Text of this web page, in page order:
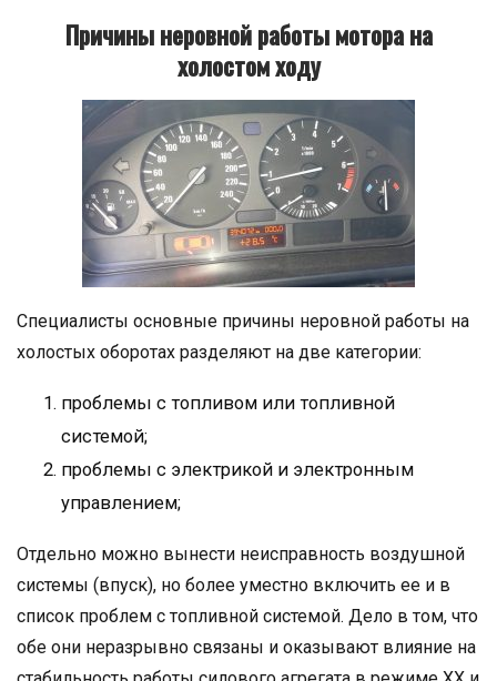
Причины неровной работы мотора на
холостом ходу
Специалисты основные причины неровной работы на
холостых оборотах разделяют на две категории:
проблемы с топливом или топливной
системой;
проблемы с электрикой и электронным
управлением;
Отдельно можно вынести неисправность воздушной
системы (впуск), но более уместно включить ее и в
список проблем с топливной системой. Дело в том, что
обе они неразрывно связаны и оказывают влияние на